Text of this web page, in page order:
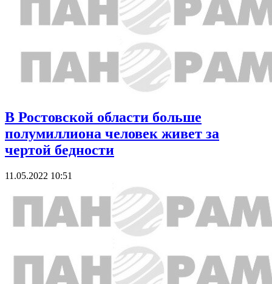
В Ростовской области больше
полумиллиона человек живет за
чертой бедности
11.05.2022 10:51